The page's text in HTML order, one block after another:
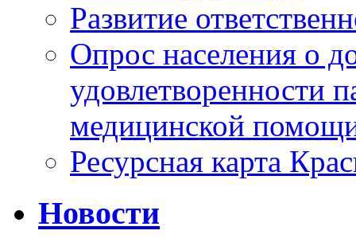
Развитие
Опрос населения о
удовлетворенности
медицинской
Ресурсная карта
Новости